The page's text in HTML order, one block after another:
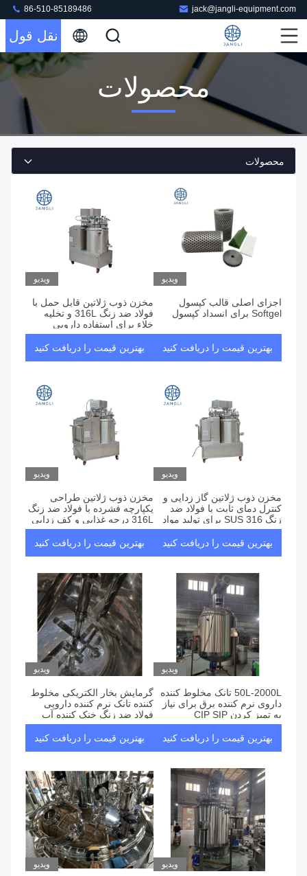
jack@jangli-equipment.com
86-510-85189486
نقل قول
محصولات
محصولات
ویدیو
اجزای اصلی قالب کپسول
Softgel برای انسداد کپسول
بهترین قیمت را دریافت کنید
ویدیو
مخزن ذوب ژلاتین قابل حمل با
فولاد ضد زنگ 316L و تخلیه
خلاء برای استفاده دارویی
بهترین قیمت را دریافت کنید
ویدیو
مخزن ذوب ژلاتین گاز زدایی و
کنترل دمای ثابت با فولاد ضد
زنگ SUS 316 برای تولید مواد
شیمیایی
بهترین قیمت را دریافت کنید
ویدیو
مخزن ذوب ژلاتین طراحی
یکپارچه فشرده با فولاد ضد زنگ
316L درجه غذایی و کف زدایی
خلاء برای استفاده آزمایشگاهی
و تحقیق و توسعه
بهترین قیمت را دریافت کنید
ویدیو
50L-2000L تانک مخلوط کننده
داروی نرم کننده برق برای نیاز
به تمیز کردن CIP SIP
بهترین قیمت را دریافت کنید
ویدیو
گرمایش بخار الکتریکی مخلوط
کننده تانک نرم کننده دارویی
فولاد ضد زنگ خنک کننده آب
بهترین قیمت را دریافت کنید
ویدیو ویدیو